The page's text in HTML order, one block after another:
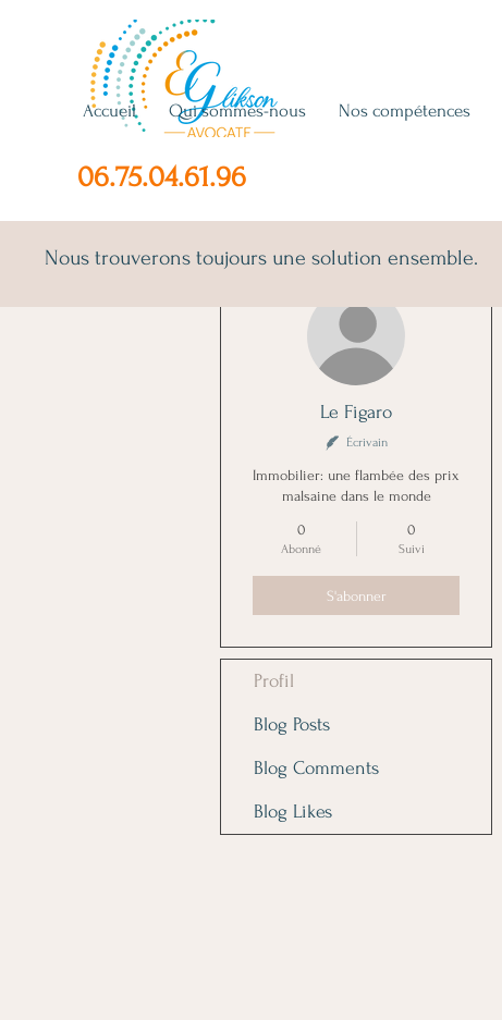
06.75.04.61.96
Accueil Qui sommes-nous Nos compétences
Nous trouverons toujours une solution ensemble.
Le Figaro
Écrivain
Immobilier: une flambée des prix
malsaine dans le monde
0
Abonné
0
Suivi
S'abonner
Profil
Blog Posts
Blog Comments
Blog Likes